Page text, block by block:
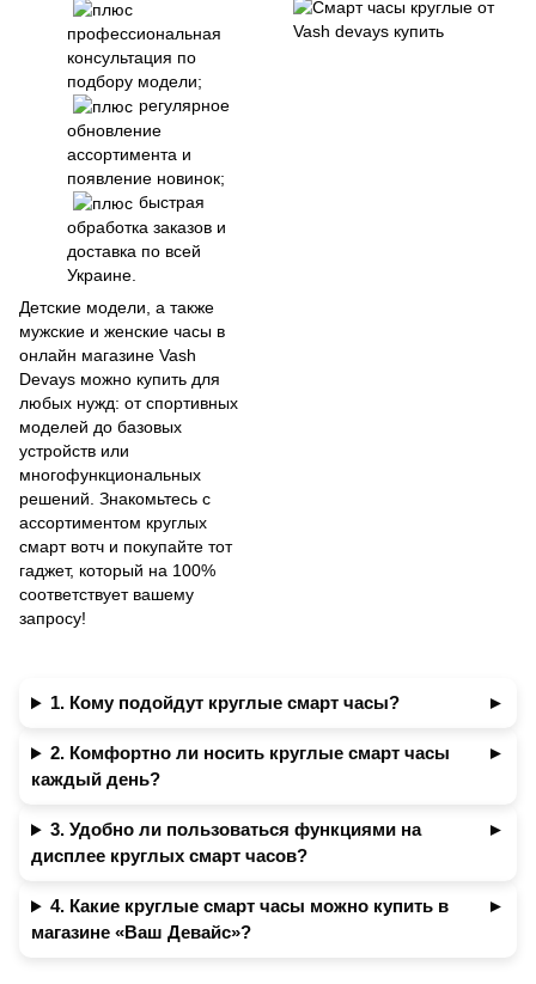
профессиональная
консультация по
подбору модели;
регулярное
обновление
ассортимента и
появление новинок;
быстрая
обработка заказов и
доставка по всей
Украине.
Детские модели, а также
мужские и женские часы в
онлайн магазине Vash
Devays можно купить для
любых нужд: от спортивных
моделей до базовых
устройств или
многофункциональных
решений. Знакомьтесь с
ассортиментом круглых
смарт вотч и покупайте тот
гаджет, который на 100%
соответствует вашему
запросу!
1. Кому подойдут круглые смарт часы?
2. Комфортно ли носить круглые смарт часы
каждый день?
3. Удобно ли пользоваться функциями на
дисплее круглых смарт часов?
4. Какие круглые смарт часы можно купить в
магазине «Ваш Девайс»?